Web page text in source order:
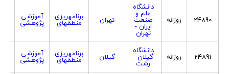
24890 روزانه
دانشگاه
علم و
صنعت
ایران -
تهران
تهران برنامهریزی
منطقهای
آموزشی
پژوهشی
24891 روزانه
دانشگاه
گیلان -
رشت
گیلان برنامهریزی
منطقهای
آموزشی
پژوهشی